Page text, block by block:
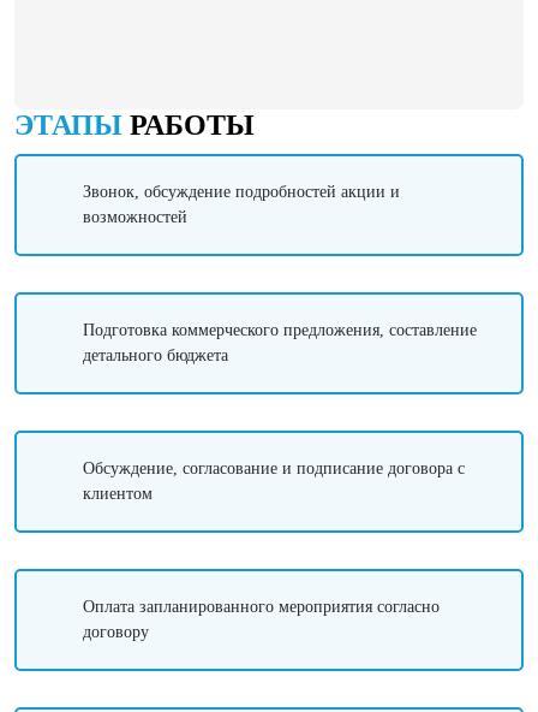
ЭТАПЫ РАБОТЫ
Звонок, обсуждение подробностей акции и
возможностей
Подготовка коммерческого предложения, составление
детального бюджета
Обсуждение, согласование и подписание договора с
клиентом
Оплата запланированного мероприятия согласно
договору